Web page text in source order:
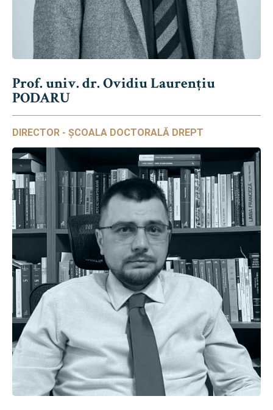
Prof. univ. dr. Ovidiu Laurențiu
PODARU
DIRECTOR - ȘCOALA DOCTORALĂ DREPT